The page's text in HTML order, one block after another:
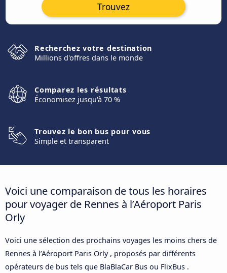
Trouvez
Recherchez votre destination
Millions d'offres dans le monde
Comparez les résultats
Économisez jusqu'à 70 %
Trouvez le bon bus pour vous
Simple et transparent
Voici une comparaison de tous les horaires
pour voyager de Rennes à l’Aéroport Paris
Orly
Voici une sélection des prochains voyages les moins chers de
Rennes à l’Aéroport Paris Orly , proposés par différents
opérateurs de bus tels que BlaBlaCar Bus ou FlixBus .